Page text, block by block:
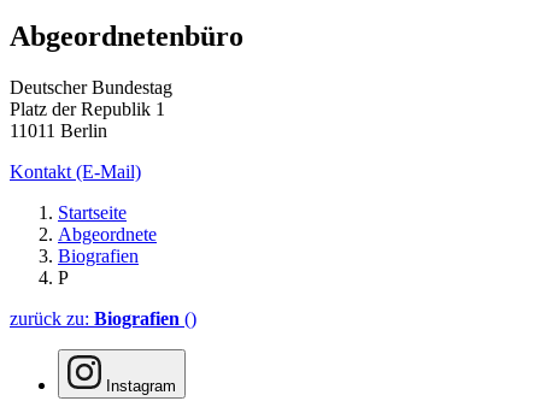
Abgeordnetenbüro
Deutscher Bundestag
Platz der Republik 1
11011 Berlin
Kontakt (E-Mail)
Startseite
Abgeordnete
Biografien
P
zurück zu: Biografien ()
Instagram